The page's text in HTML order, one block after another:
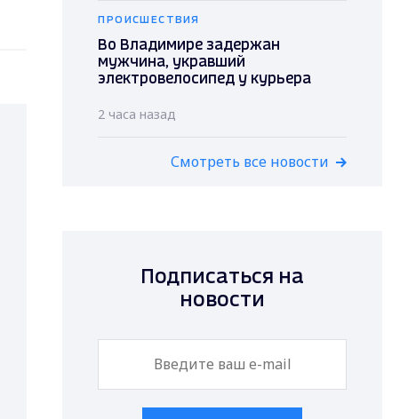
ПРОИСШЕСТВИЯ
Во Владимире задержан
мужчина, укравший
электровелосипед у курьера
2 часа назад
Смотреть все новости
Подписаться на
новости